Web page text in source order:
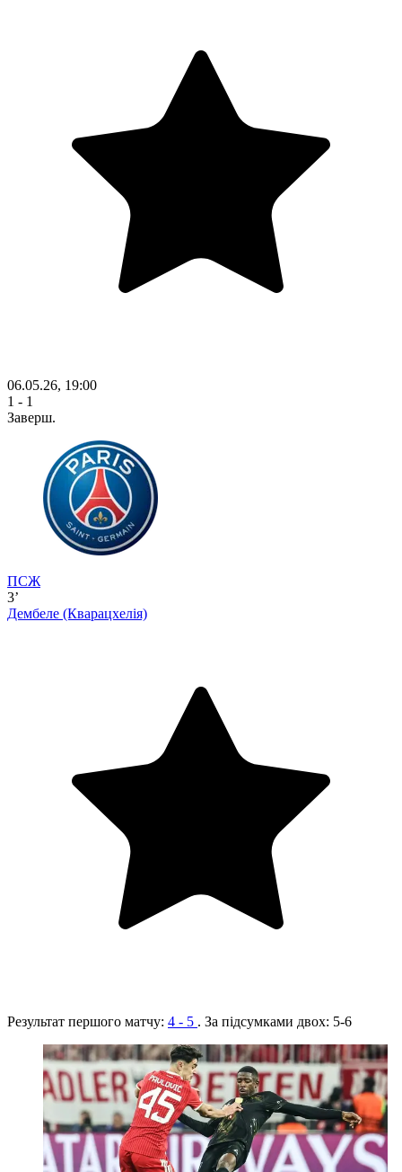
06.05.26, 19:00
1 - 1
Заверш.
ПСЖ
3’
Дембеле (Кварацхелія)
Результат першого матчу: 4 - 5 . За підсумками двох: 5-6